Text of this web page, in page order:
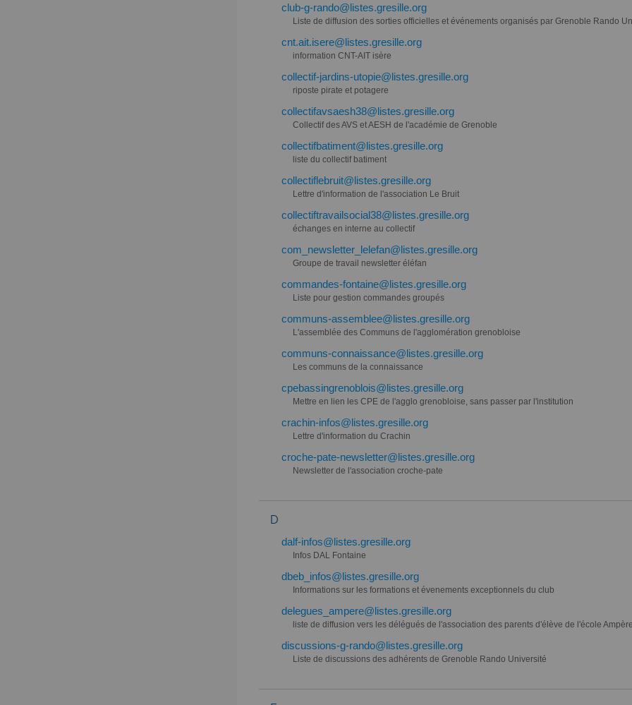
club-g-rando@listes.gresille.org
Liste de diffusion des sorties officielles et événements organisés par Grenoble Rando
cnt.ait.isere@listes.gresille.org
information CNT-AIT isère
collectif-jardins-utopie@listes.gresille.org
riposte pirate et potagere
collectifavsaesh38@listes.gresille.org
Collectif des AVS et AESH de l'académie de Grenoble
collectifbatiment@listes.gresille.org
liste du collectif batiment
collectiflebruit@listes.gresille.org
Lettre d'information de l'association Le Bruit
collectiftravailsocial38@listes.gresille.org
échanges en interne au collectif
com_newsletter_lelefan@listes.gresille.org
Groupe de travail newsletter éléfan
commandes-fontaine@listes.gresille.org
Liste pour gestion commandes groupés
communs-assemblee@listes.gresille.org
L'assemblée des Communs de l'agglomération grenobloise
communs-connaissance@listes.gresille.org
Les communs de la connaissance
cpebassingrenoblois@listes.gresille.org
Mettre en lien les CPE de l'agglo grenobloise, sans passer par l'institution
crachin-infos@listes.gresille.org
Lettre d'information du Crachin
croche-pate-newsletter@listes.gresille.org
Newsletter de l'association croche-pate
D
dalf-infos@listes.gresille.org
Infos DAL Fontaine
dbeb_infos@listes.gresille.org
Informations sur les formations et évenements exceptionnels du club
delegues_ampere@listes.gresille.org
liste de diffusion vers les délégués de l'association des parents d'élève de l'école
discussions-g-rando@listes.gresille.org
Liste de discussions des adhérents de Grenoble Rando Université